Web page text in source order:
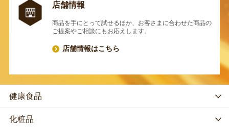
店舗情報
商品を手にとって試せるほか、お客さまに合わせた商品の
ご提案やご相談にもお応えします。
店舗情報はこちら
健康食品
化粧品